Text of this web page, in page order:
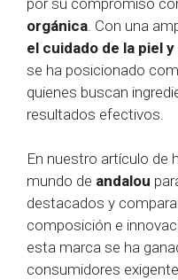
orgánica . Con una
el cuidado de la piel
se ha posicionado
quienes buscan
resultados efectivos.
En nuestro artículo de
mundo de andalou
destacados y
composición e
esta marca se ha
consumidores